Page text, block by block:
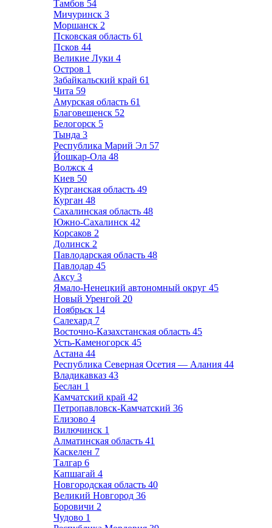
Тамбов 54
Мичуринск 3
Моршанск 2
Псковская область 61
Псков 44
Великие Луки 4
Остров 1
Забайкальский край 61
Чита 59
Амурская область 61
Благовещенск 52
Белогорск 5
Тында 3
Республика Марий Эл 57
Йошкар-Ола 48
Волжск 4
Киев 50
Курганская область 49
Курган 48
Сахалинская область 48
Южно-Сахалинск 42
Корсаков 2
Долинск 2
Павлодарская область 48
Павлодар 45
Аксу 3
Ямало-Ненецкий автономный округ 45
Новый Уренгой 20
Ноябрьск 14
Салехард 7
Восточно-Казахстанская область 45
Усть-Каменогорск 45
Астана 44
Республика Северная Осетия — Алания 44
Владикавказ 43
Беслан 1
Камчатский край 42
Петропавловск-Камчатский 36
Елизово 4
Вилючинск 1
Алматинская область 41
Каскелен 7
Талгар 6
Капшагай 4
Новгородская область 40
Великий Новгород 36
Боровичи 2
Чудово 1